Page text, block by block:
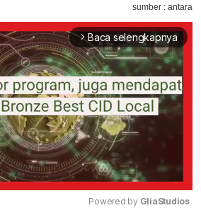
sumber : antara
arrow_forward_ios Baca selengkapnya
Powered by GliaStudios